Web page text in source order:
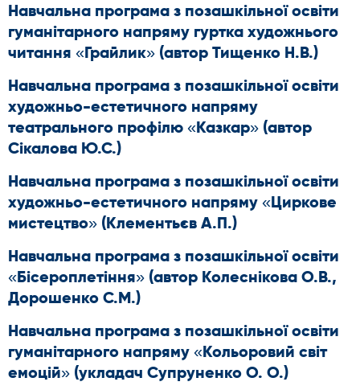
Навчальна програма з позашкільної освіти
гуманітарного напряму гуртка художнього
читання «Грайлик» (автор Тищенко Н.В.)
Навчальна програма з позашкільної освіти
художньо-естетичного напряму
театрального профілю «Казкар» (автор
Сікалова Ю.С.)
Навчальна програма з позашкільної освіти
художньо-естетичного напряму «Циркове
мистецтво» (Клементьєв А.П.)
Навчальна програма з позашкільної освіти
«Бісероплетіння» (автор Колеснікова О.В.,
Дорошенко С.М.)
Навчальна програма з позашкільної освіти
гуманітарного напряму «Кольоровий світ
емоцій» (укладач Супруненко О. О.)